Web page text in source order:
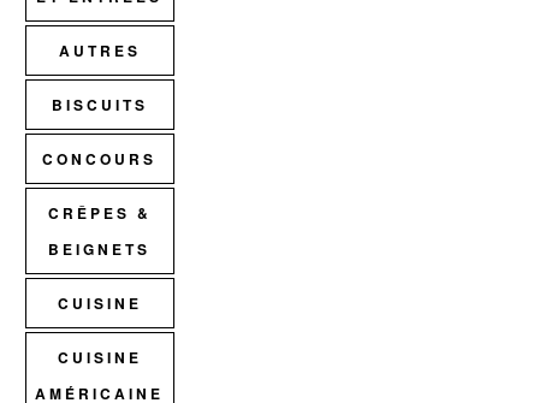
AUTRES
BISCUITS
CONCOURS
CRÊPES &
BEIGNETS
CUISINE
CUISINE
AMÉRICAINE